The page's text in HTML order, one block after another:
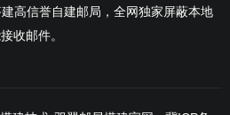
高信誉自建邮局，全网独家屏蔽本地
收邮件。